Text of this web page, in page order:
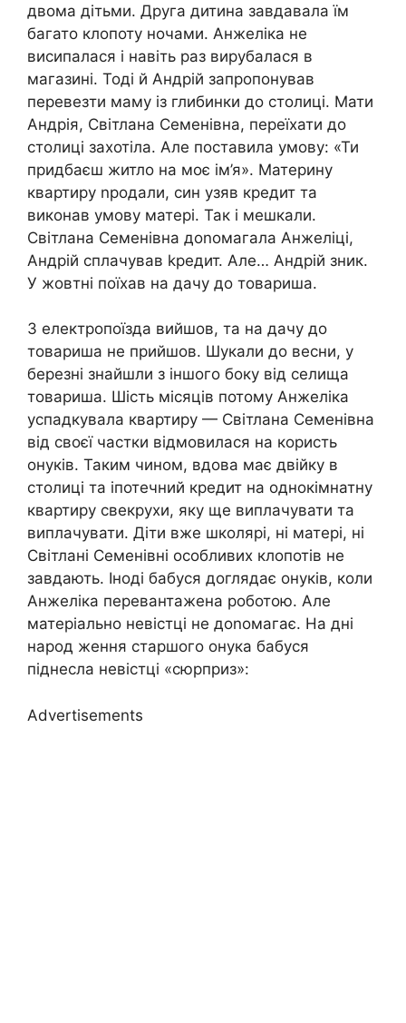
двома дітьми. Друга дитина завдавала їм
багато клопоту ночами. Анжеліка не
висипалася і навіть раз вирубалася в
магазині. Тоді й Андрій запропонував
перевезти маму із глибинки до столиці. Мати
Андрія, Світлана Семенівна, переїхати до
столиці захотіла. Але поставила умову: «Ти
придбаєш житло на моє ім’я». Материну
квартиру nродали, син узяв кредит та
виконав умову матері. Так і мешкали.
Світлана Семенівна доnомагала Анжеліці,
Андрій сплачував kредит. Але… Андрій зник.
У жовтні поїхав на дачу до товариша.
З електропоїзда вийшов, та на дачу до
товариша не прийшов. Шукали до весни, у
березні знайшли з іншого боку від селища
товариша. Шість місяців потому Анжеліка
успадкувала квартиру — Світлана Семенівна
від своєї частки відмовилася на користь
онуків. Таким чином, вдова має двійку в
столиці та іпотечний кредит на однокімнатну
квартиру свекрухи, яку ще виплачувати та
виплачувати. Діти вже школярі, ні матері, ні
Світлані Семенівні особливих клопотів не
завдають. Іноді бабуся доглядає онуків, коли
Анжеліка перевантажена роботою. Але
матеріально невістці не доnомагає. На дні
народ ження старшого онука бабуся
піднесла невістці «сюрприз»:
Advertisements